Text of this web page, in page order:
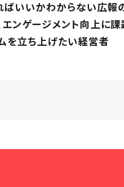
ばいいかわからない広報
エンゲージメント向上に
を立ち上げたい経営者